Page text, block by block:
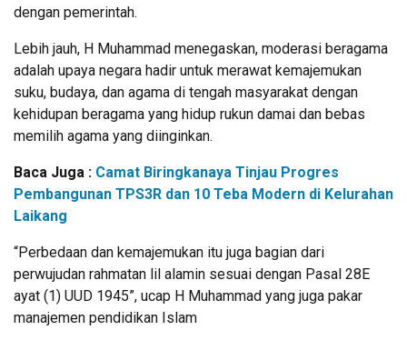
dengan pemerintah.
Lebih jauh, H Muhammad menegaskan, moderasi beragama
adalah upaya negara hadir untuk merawat kemajemukan
suku, budaya, dan agama di tengah masyarakat dengan
kehidupan beragama yang hidup rukun damai dan bebas
memilih agama yang diinginkan.
Baca Juga : Camat Biringkanaya Tinjau Progres
Pembangunan TPS3R dan 10 Teba Modern di Kelurahan
Laikang
“Perbedaan dan kemajemukan itu juga bagian dari
perwujudan rahmatan lil alamin sesuai dengan Pasal 28E
ayat (1) UUD 1945”, ucap H Muhammad yang juga pakar
manajemen pendidikan Islam